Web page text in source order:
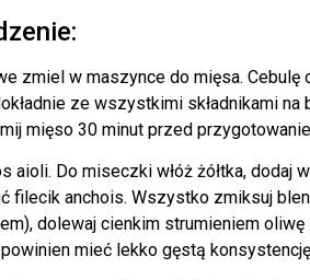
zmiel w maszynce do mięsa.
ze wszystkimi składnikami na
mięso 30 minut przed
aioli. Do miseczki włóż żółtka, dodaj
filecik anchois. Wszystko zmiksuj
dolewaj cienkim strumieniem
mieć lekko gęstą